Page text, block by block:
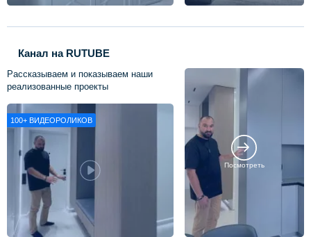
Канал на RUTUBE
Рассказываем и показываем наши
реализованные проекты
100+ ВИДЕОРОЛИКОВ
Посмотреть